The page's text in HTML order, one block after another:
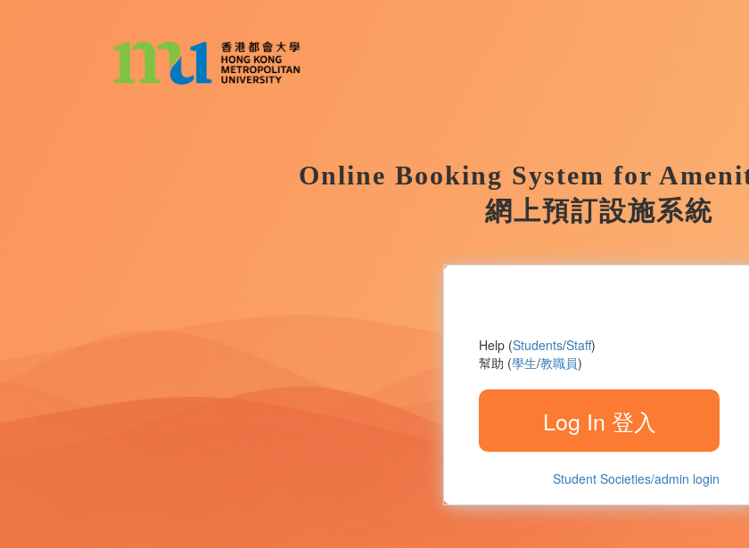
Online Booking System for
網上預訂設施系統
Help (Students/Staff)
幫助 (學生/教職員)
Student Societies/admin login